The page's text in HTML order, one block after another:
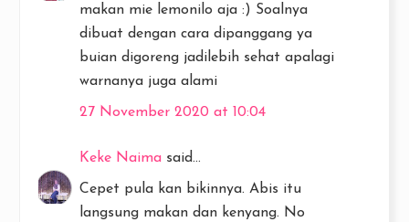
makan mie lemonilo aja :) Soalnya
dibuat dengan cara dipanggang ya
buian digoreng jadilebih sehat apalagi
warnanya juga alami
27 November 2020 at 10:04
Keke Naima said...
Cepet pula kan bikinnya. Abis itu
langsung makan dan kenyang. No